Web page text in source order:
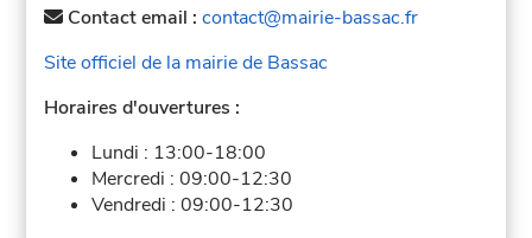
Contact email :contact@mairie-bassac.fr
Site officiel de la mairie de Bassac
Horaires d'ouvertures :
Lundi : 13:00-18:00
Mercredi :09:00-12:30
Vendredi :09:00-12:30